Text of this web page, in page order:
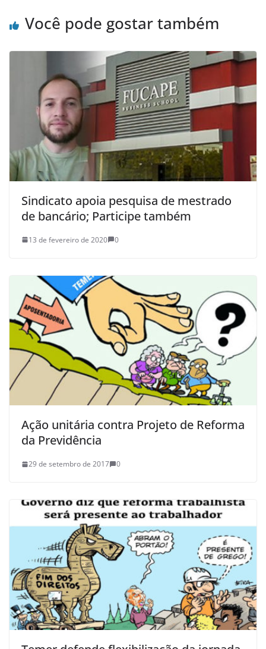
Você pode gostar também
Sindicato apoia pesquisa de mestrado
de bancário; Participe também
13 de fevereiro de 2020 0
Ação unitária contra Projeto de Reforma
da Previdência
29 de setembro de 2017 0